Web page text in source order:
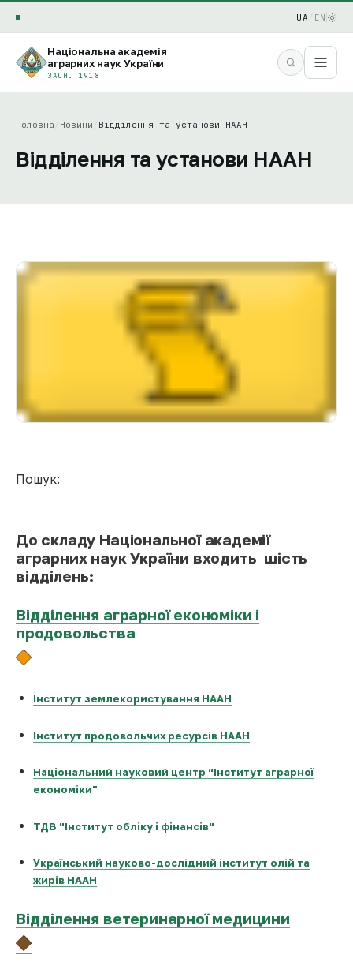
UA EN
Національна академія
аграрних наук України
ЗАСН. 1918
Головна Новини Відділення та установи НААН
Відділення та установи НААН
Пошук:
До складу Національної академії
аграрних наук України входить шість
відділень:
Відділення аграрної економіки і
продовольства
Інститут землекористування НААН
Інститут продовольчих ресурсів НААН
Національний науковий центр “Інститут аграрної
економіки"
ТДВ "Інститут обліку і фінансів"
Український науково-дослідний інститут олій та
жирів НААН
Відділення ветеринарної медицини